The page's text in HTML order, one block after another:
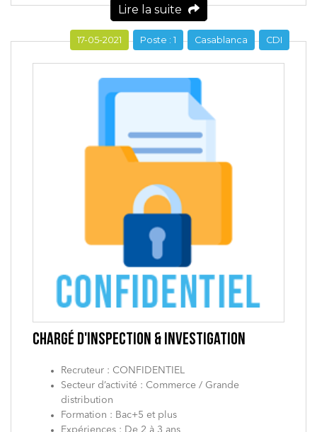
Lire la suite
CHARGÉ D'INSPECTION & INVESTIGATION
Recruteur : CONFIDENTIEL
Secteur d’activité : Commerce / Grande
distribution
Formation : Bac+5 et plus
Expériences : De 2 à 3 ans
CDI
Casablanca
Poste : 1
17-05-2021